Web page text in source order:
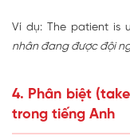
Ví dụ: The patient is
nhân đang được đội
4. Phân biệt
trong tiếng Anh